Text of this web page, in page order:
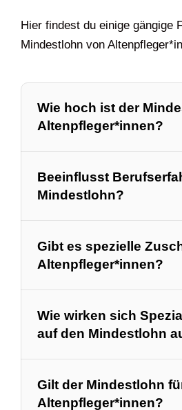
Hier findest du einige gängige
Mindestlohn von
Wie hoch ist der
Altenpfleger*innen?
Beeinflusst
Mindestlohn?
Gibt es spezielle
Altenpfleger*innen?
Wie wirken sich
auf den Mindestlohn
Gilt der Mindestlohn
Altenpfleger*innen?